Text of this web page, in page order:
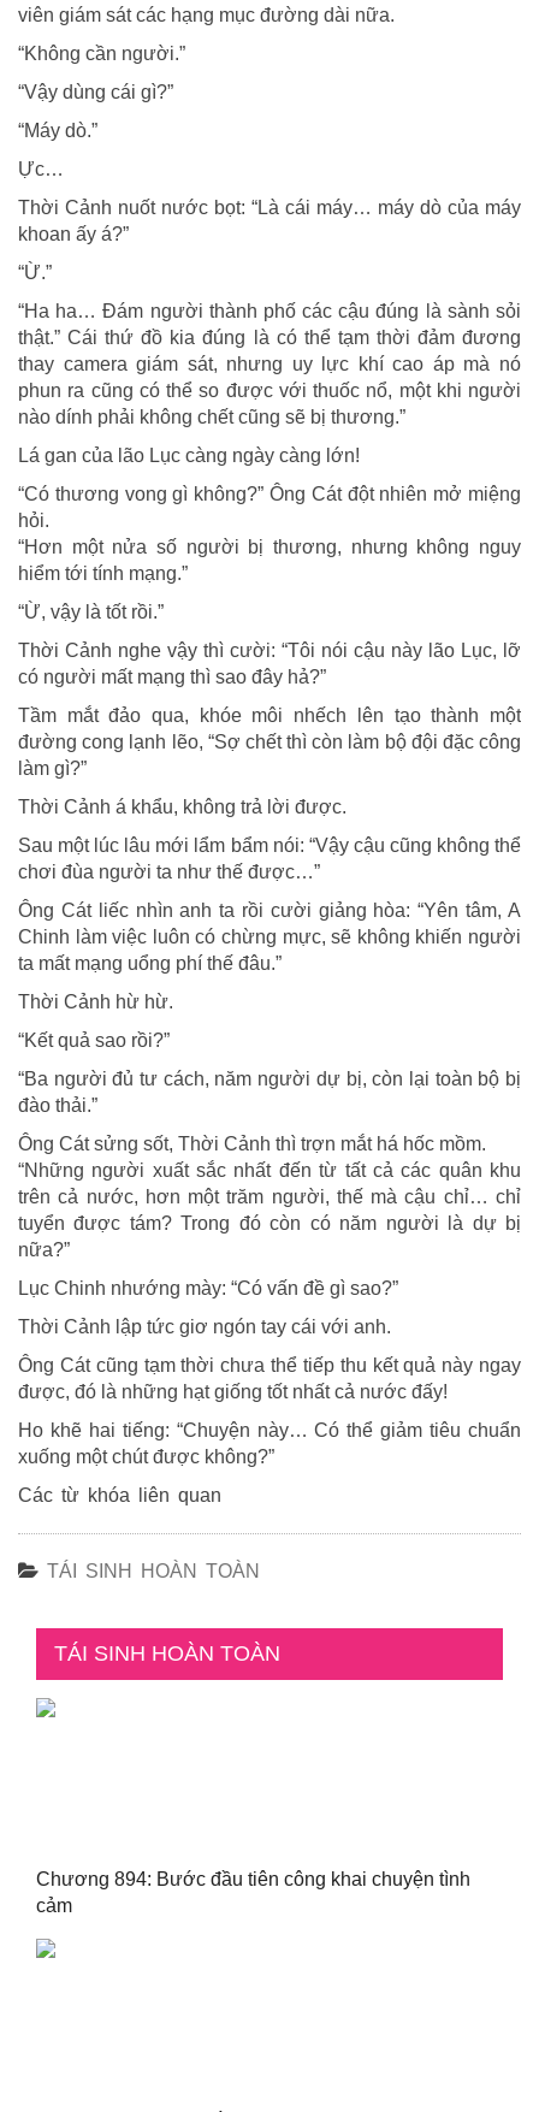
viên giám sát các hạng mục đường dài nữa.
“Không cần người.”
“Vậy dùng cái gì?”
“Máy dò.”
Ực…
Thời Cảnh nuốt nước bọt: “Là cái máy… máy dò của máy
khoan ấy á?”
“Ừ.”
“Ha ha… Đám người thành phố các cậu đúng là sành sỏi
thật.” Cái thứ đồ kia đúng là có thể tạm thời đảm đương
thay camera giám sát, nhưng uy lực khí cao áp mà nó
phun ra cũng có thể so được với thuốc nổ, một khi người
nào dính phải không chết cũng sẽ bị thương.”
Lá gan của lão Lục càng ngày càng lớn!
“Có thương vong gì không?” Ông Cát đột nhiên mở miệng
hỏi.
“Hơn một nửa số người bị thương, nhưng không nguy
hiểm tới tính mạng.”
“Ừ, vậy là tốt rồi.”
Thời Cảnh nghe vậy thì cười: “Tôi nói cậu này lão Lục, lỡ
có người mất mạng thì sao đây hả?”
Tầm mắt đảo qua, khóe môi nhếch lên tạo thành một
đường cong lạnh lẽo, “Sợ chết thì còn làm bộ đội đặc công
làm gì?”
Thời Cảnh á khẩu, không trả lời được.
Sau một lúc lâu mới lẩm bẩm nói: “Vậy cậu cũng không thể
chơi đùa người ta như thế được…”
Ông Cát liếc nhìn anh ta rồi cười giảng hòa: “Yên tâm, A
Chinh làm việc luôn có chừng mực, sẽ không khiến người
ta mất mạng uổng phí thế đâu.”
Thời Cảnh hừ hừ.
“Kết quả sao rồi?”
“Ba người đủ tư cách, năm người dự bị, còn lại toàn bộ bị
đào thải.”
Ông Cát sửng sốt, Thời Cảnh thì trợn mắt há hốc mồm.
“Những người xuất sắc nhất đến từ tất cả các quân khu
trên cả nước, hơn một trăm người, thế mà cậu chỉ… chỉ
tuyển được tám? Trong đó còn có năm người là dự bị
nữa?”
Lục Chinh nhướng mày: “Có vấn đề gì sao?”
Thời Cảnh lập tức giơ ngón tay cái với anh.
Ông Cát cũng tạm thời chưa thể tiếp thu kết quả này ngay
được, đó là những hạt giống tốt nhất cả nước đấy!
Ho khẽ hai tiếng: “Chuyện này… Có thể giảm tiêu chuẩn
xuống một chút được không?”
Các từ khóa liên quan
TÁI SINH HOÀN TOÀN
TÁI SINH HOÀN TOÀN
Chương 894: Bước đầu tiên công khai chuyện tình
cảm